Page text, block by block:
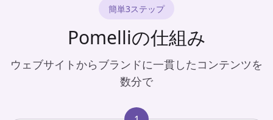
簡単3ステップ
Pomelliの仕組み
ウェブサイトからブランドに一貫したコンテンツを
数分で